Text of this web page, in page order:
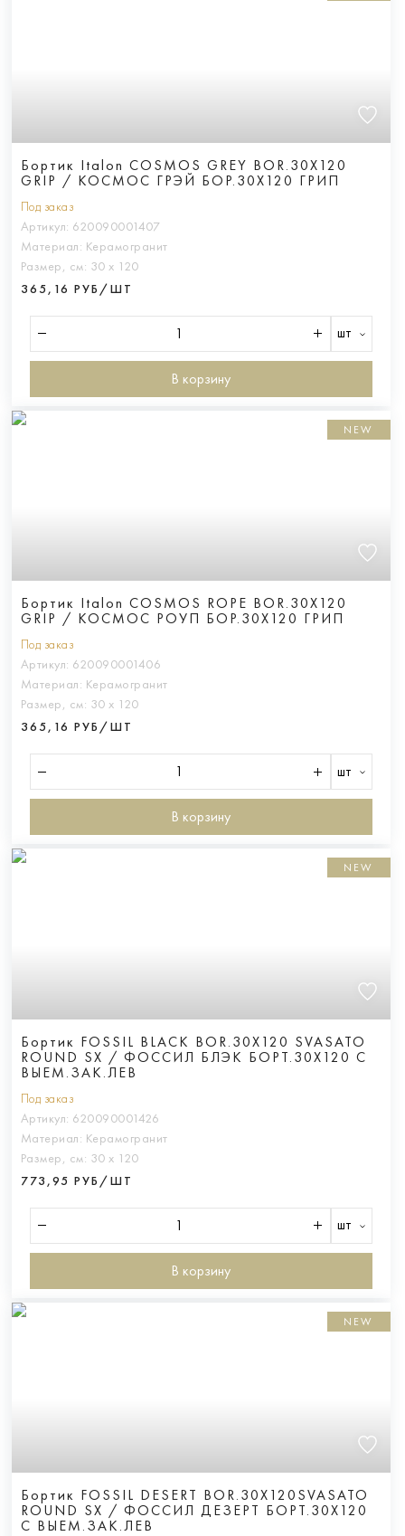
Бортик Italon COSMOS GREY BOR.30X120
GRIP / КОСМОС ГРЭЙ БОР.30X120 ГРИП
Под заказ
Артикул: 620090001407
Материал: Керамогранит
Размер, см: 30 х 120
365,16 РУБ/ШТ
шт
В корзину
NEW
Бортик Italon COSMOS ROPE BOR.30X120
GRIP / КОСМОС РОУП БОР.30X120 ГРИП
Под заказ
Артикул: 620090001406
Материал: Керамогранит
Размер, см: 30 х 120
365,16 РУБ/ШТ
шт
В корзину
NEW
Бортик FOSSIL BLACK BOR.30X120 SVASATO
ROUND SX / ФОССИЛ БЛЭК БОРТ.30X120 С
ВЫЕМ.ЗАК.ЛЕВ
Под заказ
Артикул: 620090001426
Материал: Керамогранит
Размер, см: 30 х 120
773,95 РУБ/ШТ
шт
В корзину
NEW
Бортик FOSSIL DESERT BOR.30X120SVASATO
ROUND SX / ФОССИЛ ДЕЗЕРТ БОРТ.30X120
С ВЫЕМ.ЗАК.ЛЕВ